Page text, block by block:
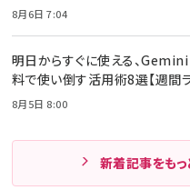
8月6日 7:04
明日からすぐに使える、
料で使い倒す活用術8選【週間ラ
8月5日 8:00
新着記事をも